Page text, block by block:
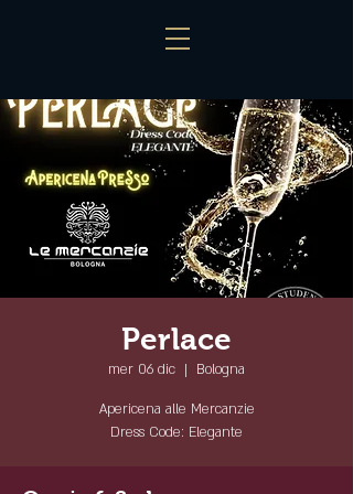
Perlace
mer 06 dic
  |
Bologna
Apericena alle Mercanzie
Dress Code: Elegante